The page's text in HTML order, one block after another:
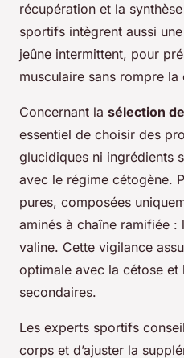
récupération et la
sportifs intègrent aussi
jeûne intermittent, pour
musculaire sans rompre la
Concernant la sélection
essentiel de choisir des
glucidiques ni ingrédients
avec le régime cétogène.
pures, composées
aminés à chaîne ramifiée :
valine. Cette vigilance
optimale avec la cétose et
secondaires.
Les experts sportifs
corps et d’ajuster la